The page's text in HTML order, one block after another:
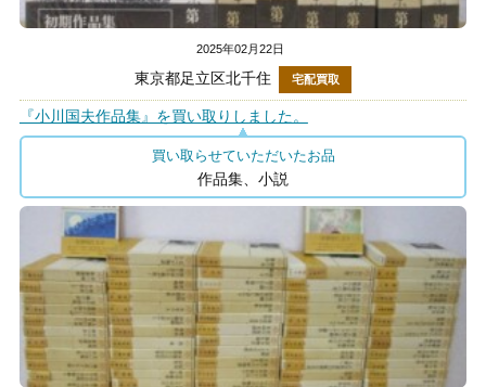
2025年02月22日
東京都足立区北千住 宅配買取
『小川国夫作品集』を買い取りしました。
買い取らせていただいたお品
作品集、小説